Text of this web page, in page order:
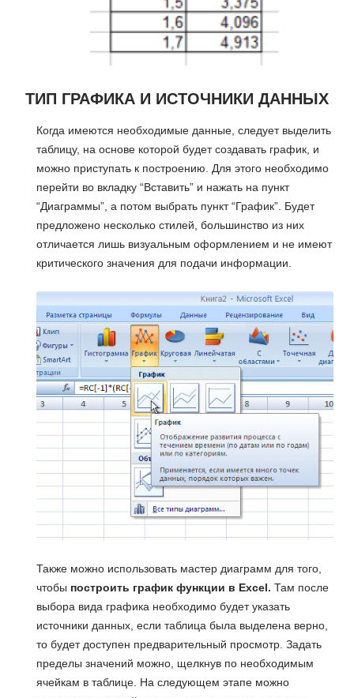
ТИП ГРАФИКА И ИСТОЧНИКИ ДАННЫХ
Когда имеются необходимые данные, следует выделить
таблицу, на основе которой будет создавать график, и
можно приступать к построению. Для этого необходимо
перейти во вкладку “Вставить” и нажать на пункт
“Диаграммы”, а потом выбрать пункт “График”. Будет
предложено несколько стилей, большинство из них
отличается лишь визуальным оформлением и не имеют
критического значения для подачи информации.
Также можно использовать мастер диаграмм для того,
чтобы построить график функции в Excel. Там после
выбора вида графика необходимо будет указать
источники данных, если таблица была выделена верно,
то будет доступен предварительный просмотр. Задать
пределы значений можно, щелкнув по необходимым
ячейкам в таблице. На следующем этапе можно